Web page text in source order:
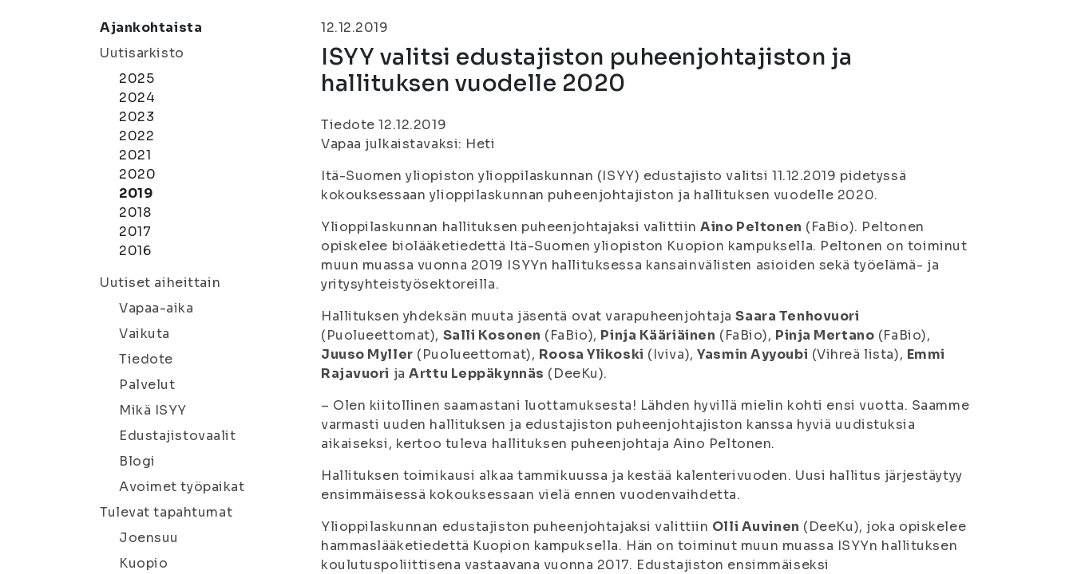
Ajankohtaista
Uutisarkisto
2025
2024
2023
2022
2021
2020
2019
2018
2017
2016
Uutiset aiheittain
Vapaa-aika
Vaikuta
Tiedote
Palvelut
Mikä ISYY
Edustajistovaalit
Blogi
Avoimet työpaikat
Tulevat tapahtumat
Joensuu
Kuopio
12.12.2019
ISYY valitsi edustajiston puheenjohtajiston ja
hallituksen vuodelle 2020
Tiedote 12.12.2019
Vapaa julkaistavaksi: Heti
Itä-Suomen yliopiston ylioppilaskunnan (ISYY) edustajisto valitsi 11.12.2019 pidetyssä
kokouksessaan ylioppilaskunnan puheenjohtajiston ja hallituksen vuodelle 2020.
Ylioppilaskunnan hallituksen puheenjohtajaksi valittiinAino Peltonen (FaBio). Peltonen
opiskelee biolääketiedettä Itä-Suomen yliopiston Kuopion kampuksella. Peltonen on toiminut
muun muassa vuonna 2019 ISYYn hallituksessa kansainvälisten asioiden sekä työelämä- ja
yritysyhteistyösektoreilla.
Hallituksen yhdeksän muuta jäsentä ovat varapuheenjohtajaSaara Tenhovuori
(Puolueettomat), Salli Kosonen (FaBio), Pinja Kääriäinen (FaBio), Pinja Mertano (FaBio),
Juuso Myller (Puolueettomat), Roosa Ylikoski (Iviva),Yasmin Ayyoubi (Vihreä lista), Emmi
Rajavuori jaArttu Leppäkynnäs (DeeKu).
– Olen kiitollinen saamastani luottamuksesta! Lähden hyvillä mielin kohti ensi vuotta. Saamme
varmasti uuden hallituksen ja edustajiston puheenjohtajiston kanssa hyviä uudistuksia
aikaiseksi, kertoo tuleva hallituksen puheenjohtaja Aino Peltonen.
Hallituksen toimikausi alkaa tammikuussa ja kestää kalenterivuoden. Uusi hallitus järjestäytyy
ensimmäisessä kokouksessaan vielä ennen vuodenvaihdetta.
Ylioppilaskunnan edustajiston puheenjohtajaksi valittiin Olli Auvinen (DeeKu), joka opiskelee
hammaslääketiedettä Kuopion kampuksella. Hän on toiminut muun muassa ISYYn hallituksen
koulutuspoliittisena vastaavana vuonna 2017. Edustajiston ensimmäiseksi